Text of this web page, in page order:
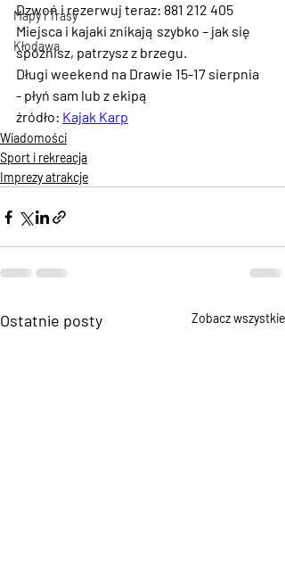
Mapy i Trasy
Kłodawa
Dzwoń i rezerwuj teraz: 881 212 405
Miejsca i kajaki znikają szybko – jak się
spóźnisz, patrzysz z brzegu.
Długi weekend na Drawie 15-17 sierpnia
- płyń sam lub z ekipą
źródło: Kajak Karp
Wiadomości
Sport i rekreacja
Imprezy atrakcje
Ostatnie posty Zobacz wszystkie